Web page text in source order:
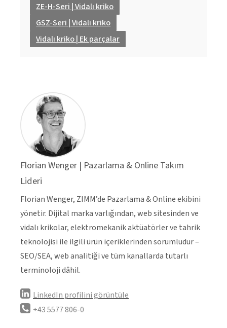
ZE-H-Seri | Vidalı kriko
GSZ-Seri | Vidalı kriko
Vidalı kriko | Ek parçalar
Florian Wenger | Pazarlama & Online Takım
Lideri
Florian Wenger, ZIMM’de Pazarlama & Online ekibini
yönetir. Dijital marka varlığından, web sitesinden ve
vidalı krikolar, elektromekanik aktüatörler ve tahrik
teknolojisi ile ilgili ürün içeriklerinden sorumludur –
SEO/SEA, web analitiği ve tüm kanallarda tutarlı
terminoloji dâhil.
LinkedIn profilini görüntüle
+43 5577 806-0